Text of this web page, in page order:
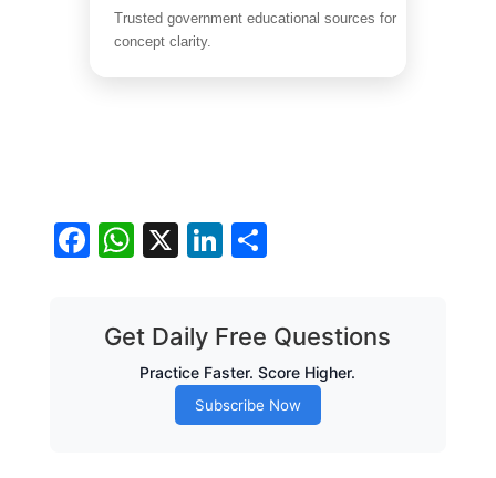
Trusted government educational sources for
concept clarity.
Facebook
WhatsApp
X LinkedIn
Share
Get Daily Free Questions
Practice Faster. Score Higher.
Subscribe Now